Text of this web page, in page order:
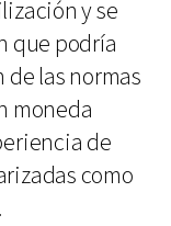
y se
que podría
las normas
moneda
de
como